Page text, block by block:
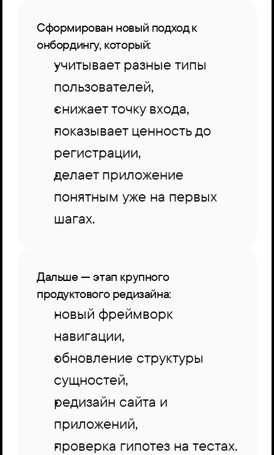
Сформирован новый подход к
онбордингу, который:
учитывает разные типы
пользователей,
снижает точку входа,
показывает ценность до
регистрации,
делает приложение
понятным уже на первых
шагах.
Дальше — этап крупного
продуктового редизайна:
новый фреймворк
навигации,
обновление структуры
сущностей,
редизайн сайта и
приложений,
проверка гипотез на тестах.